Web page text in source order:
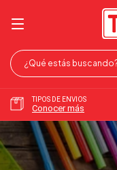
TIPOS DE ENVIOS
Conocer más